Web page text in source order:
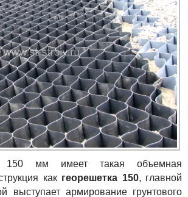
150 мм имеет такая объемная
как георешетка 150, главной
выступает армирование грунтового